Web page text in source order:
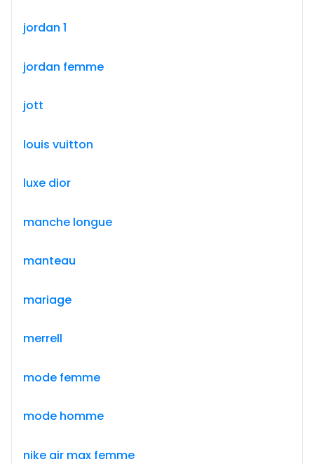
jordan 1
jordan femme
jott
louis vuitton
luxe dior
manche longue
manteau
mariage
merrell
mode femme
mode homme
nike air max femme